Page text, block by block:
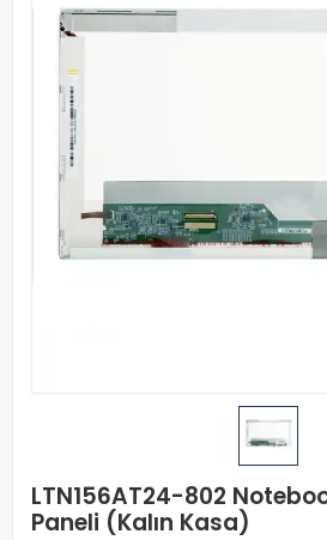
LTN156AT24-802
Paneli (Kalın Kasa)